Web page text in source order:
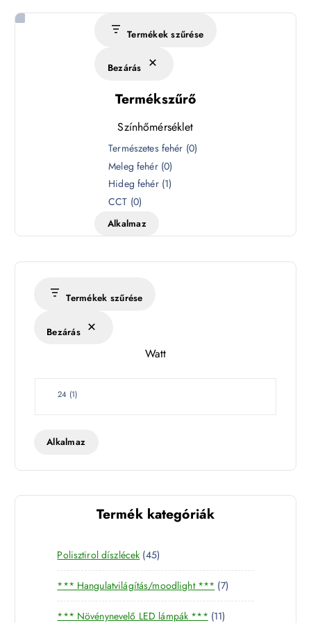
Termékek szűrése
Bezárás
Termékszűrő
Színhőmérséklet
é
s
k
Természetes fehér (0)
Meleg fehér (0)
Hideg fehér (1)
CCT (0)
Alkalmaz
Termékek szűrése
Bezárás
Watt
W
t
24 (1)
Alkalmaz
Termék kategóriák
Polisztirol díszlécek 454
5
t
e
r
*** Hangulatvilágítás/moodlight *** 77
t
*** Növénynevelő LED lámpák *** 111